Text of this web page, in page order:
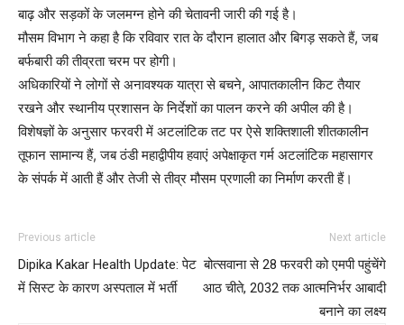
बाढ़ और सड़कों के जलमग्न होने की चेतावनी जारी की गई है।
मौसम विभाग ने कहा है कि रविवार रात के दौरान हालात और बिगड़ सकते हैं, जब
बर्फबारी की तीव्रता चरम पर होगी।
अधिकारियों ने लोगों से अनावश्यक यात्रा से बचने, आपातकालीन किट तैयार
रखने और स्थानीय प्रशासन के निर्देशों का पालन करने की अपील की है।
विशेषज्ञों के अनुसार फरवरी में अटलांटिक तट पर ऐसे शक्तिशाली शीतकालीन
तूफान सामान्य हैं, जब ठंडी महाद्वीपीय हवाएं अपेक्षाकृत गर्म अटलांटिक महासागर
के संपर्क में आती हैं और तेजी से तीव्र मौसम प्रणाली का निर्माण करती हैं।
Previous article
Dipika Kakar Health Update: पेट
में सिस्ट के कारण अस्पताल में भर्ती
Next article
बोत्सवाना से 28 फरवरी को एमपी पहुंचेंगे
आठ चीते, 2032 तक आत्मनिर्भर आबादी
बनाने का लक्ष्य